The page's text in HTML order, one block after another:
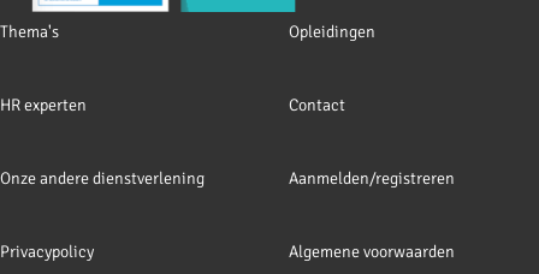
Footer
Thema's Opleidingen
HR experten Contact
Onze andere dienstverlening Aanmelden/registreren
Privacypolicy Algemene voorwaarden